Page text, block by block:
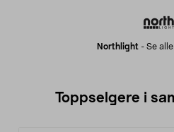
Northlight - Se
Toppselgere i